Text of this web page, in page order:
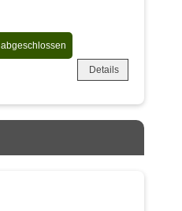
abgeschlossen
Details